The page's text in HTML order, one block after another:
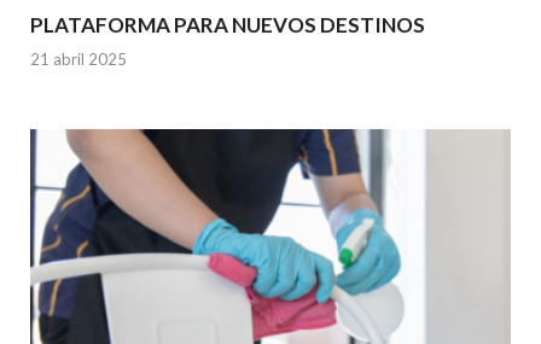
PLATAFORMA PARA NUEVOS DESTINOS
21 abril 2025